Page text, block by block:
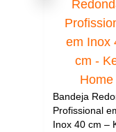
Bandeja
Profissional
Inox 40 cm –